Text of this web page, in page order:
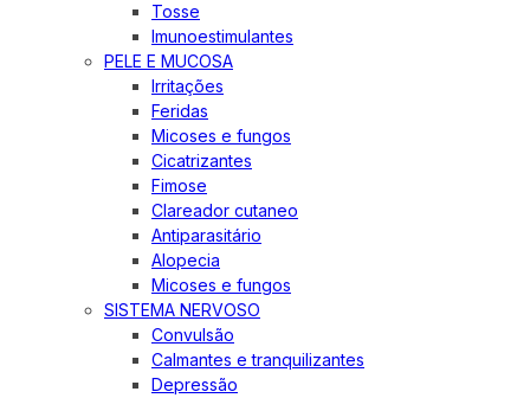
Tosse
Imunoestimulantes
PELE E MUCOSA
Irritações
Feridas
Micoses e fungos
Cicatrizantes
Fimose
Clareador cutaneo
Antiparasitário
Alopecia
Micoses e fungos
SISTEMA NERVOSO
Convulsão
Calmantes e tranquilizantes
Depressão